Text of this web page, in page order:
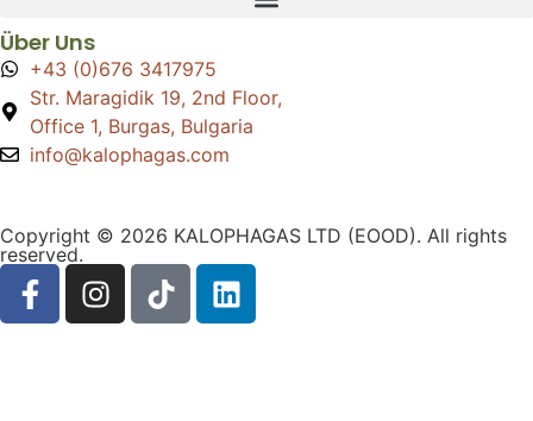
Über Uns
+43 (0)676 3417975
Str. Maragidik 19, 2nd Floor,
Office 1, Burgas, Bulgaria
info@kalophagas.com
Copyright © 2026 KALOPHAGAS LTD (EOOD). All rights
reserved.